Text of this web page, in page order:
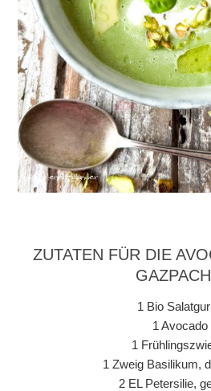
ZUTATEN FÜR DIE
1 Bio
1 Avocado
1
1 Zweig Basilikum,
2 EL Petersilie,